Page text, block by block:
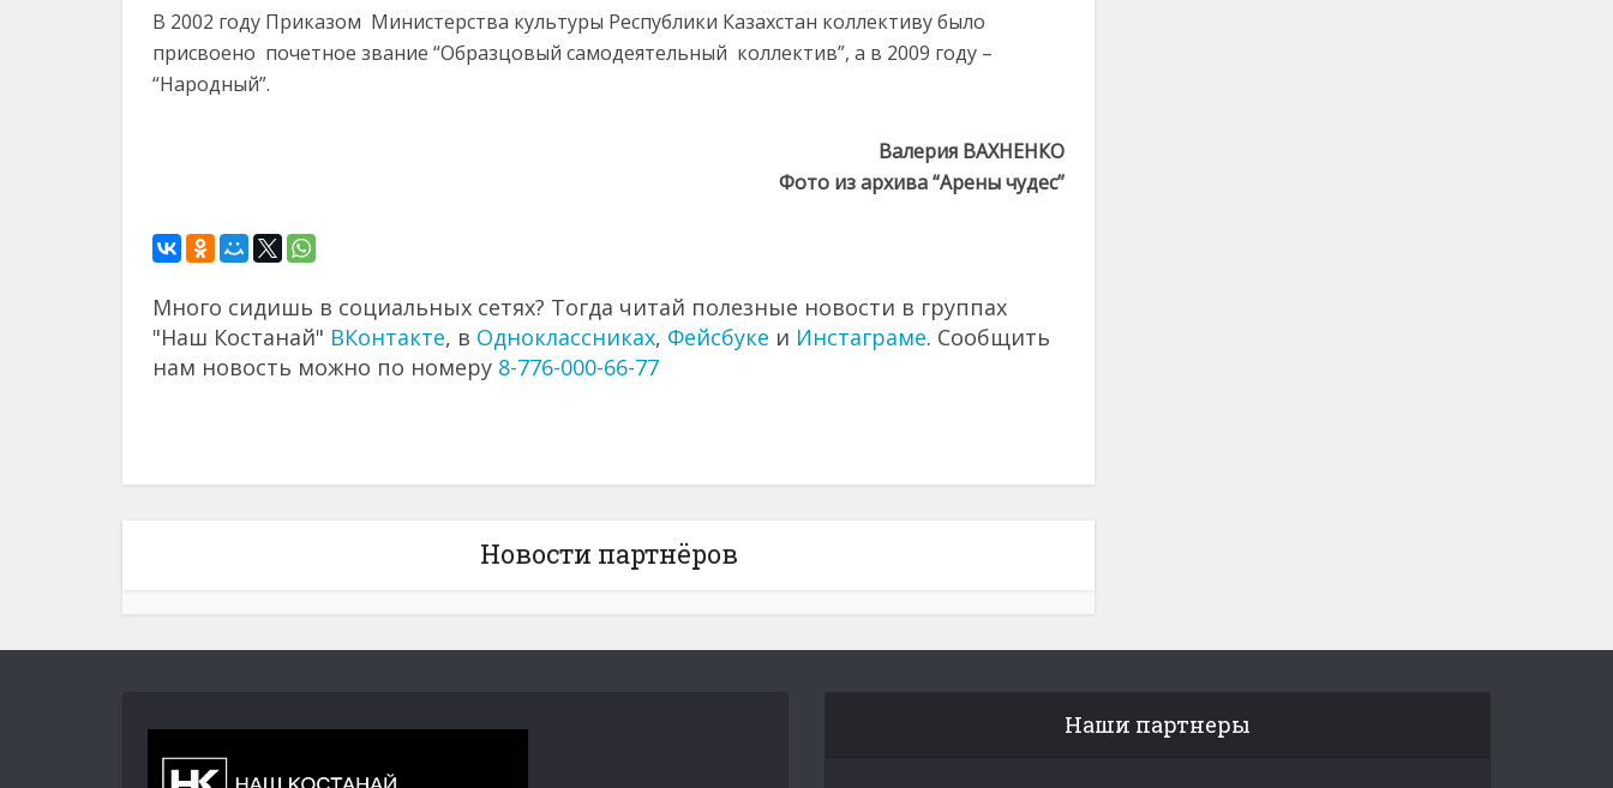
В 2002 году Приказом Министерства культуры Республики Казахстан коллективу было
присвоено почетное звание “Образцовый самодеятельный коллектив”, а в 2009 году –
“Народный”.
Валерия ВАХНЕНКО
Фото из архива “Арены чудес”
Много сидишь в социальных сетях? Тогда читай полезные новости в группах
"Наш Костанай" ВКонтакте, в Одноклассниках, Фейсбуке и Инстаграме. Сообщить
нам новость можно по номеру 8-776-000-66-77
Новости партнёров
Наши партнеры